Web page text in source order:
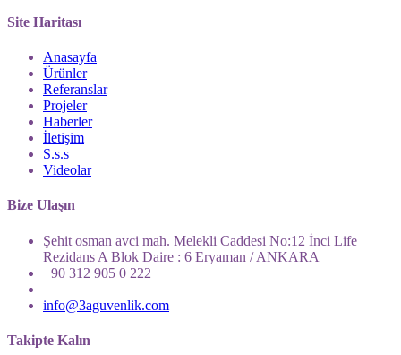
Site Haritası
Anasayfa
Ürünler
Referanslar
Projeler
Haberler
İletişim
S.s.s
Videolar
Bize Ulaşın
Şehit osman avci mah. Melekli Caddesi No:12 İnci Life
Rezidans A Blok Daire : 6 Eryaman / ANKARA
+90 312 905 0 222
info@3aguvenlik.com
Takipte Kalın